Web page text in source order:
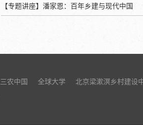
【专题讲座】潘家恩：百年乡建与现代中国
三农中国 全球大学 北京梁漱溟乡村建设